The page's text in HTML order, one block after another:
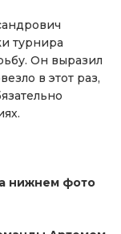
турнира
Он выразил
в этот раз,
нижнем фото